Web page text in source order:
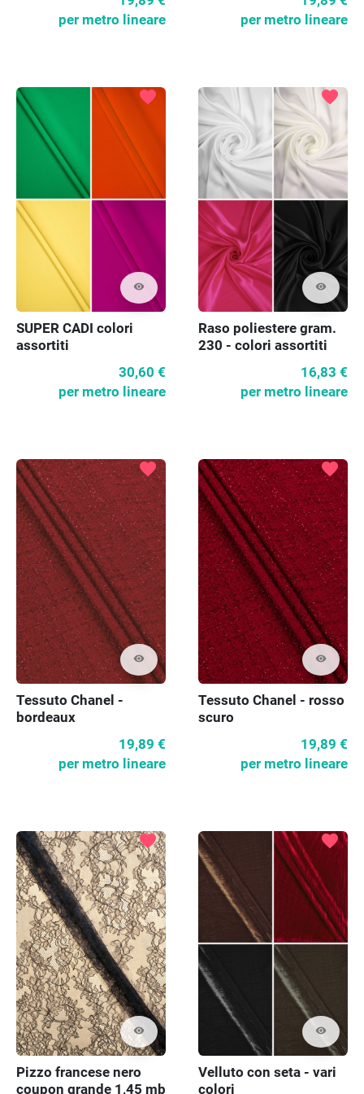
per metro lineare
per metro lineare
visibility
favorite
SUPER CADI colori
assortiti
30,60 €
per metro lineare
visibility
favorite
Raso poliestere gram.
230 - colori assortiti
16,83 €
per metro lineare
visibility
favorite
Tessuto Chanel -
bordeaux
19,89 €
per metro lineare
visibility
favorite
Tessuto Chanel - rosso
scuro
19,89 €
per metro lineare
visibility
favorite
Pizzo francese nero
coupon grande 1,45 mb
visibility
favorite
Velluto con seta - vari
colori